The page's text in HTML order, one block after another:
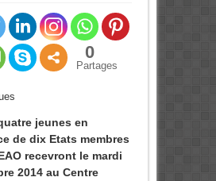
0
Partages
jeunes en
de dix Etats membres
recevront le mardi
2014 au Centre